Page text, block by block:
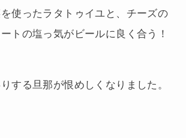
使ったラタトゥイユと、チーズの
トの塩っ気がビールに良く合う！
する旦那が恨めしくなりました。